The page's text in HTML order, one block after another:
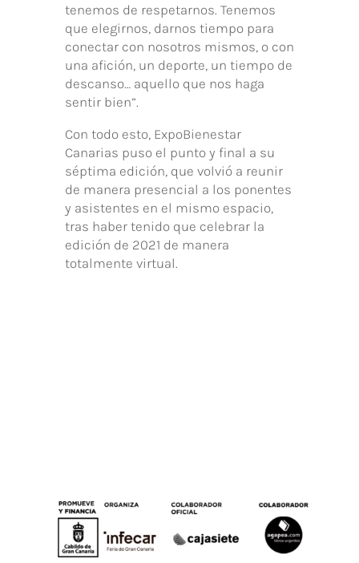
tenemos de respetarnos. Tenemos
que elegirnos, darnos tiempo para
conectar con nosotros mismos, o con
una afición, un deporte, un tiempo de
descanso… aquello que nos haga
sentir bien”.
Con todo esto, ExpoBienestar
Canarias puso el punto y final a su
séptima edición, que volvió a reunir
de manera presencial a los ponentes
y asistentes en el mismo espacio,
tras haber tenido que celebrar la
edición de 2021 de manera
totalmente virtual.